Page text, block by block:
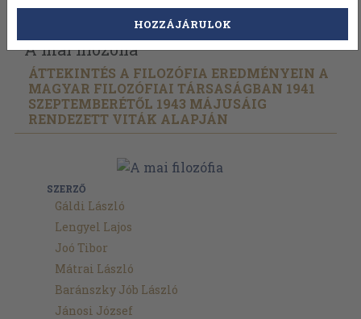
Vissza az előző oldalra Válasszon példányt
A mai filozófia
ÁTTEKINTÉS A FILOZÓFIA EREDMÉNYEIN A
MAGYAR FILOZÓFIAI TÁRSASÁGBAN 1941
SZEPTEMBERÉTŐL 1943 MÁJUSÁIG
RENDEZETT VITÁK ALAPJÁN
SZERZŐ
Gáldi László
Lengyel Lajos
Joó Tibor
Mátrai László
Baránszky Jób László
Jánosi József
HOZZÁJÁRULOK